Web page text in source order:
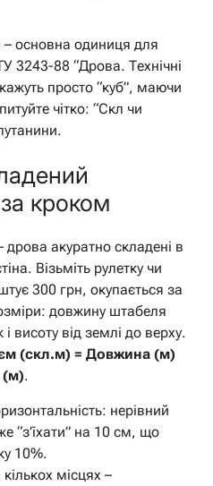
– основна одиниця для
3243-88 “Дрова. Технічні
просто “куб”, маючи
чітко: “Скл чи
кроком
акуратно складені в
Візьміть рулетку чи
300 грн, окупається за
довжину штабеля
висоту від землі до верху.
(скл.м) = Довжина (м)
(м).
нерівний
“з’їхати” на 10 см, що
10%.
місцях –